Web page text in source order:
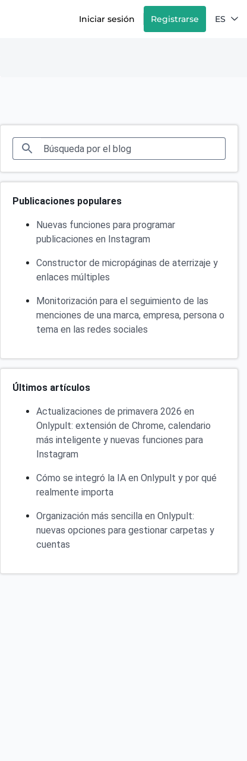
Iniciar sesión Registrarse ES
Publicaciones populares
Nuevas funciones para programar
publicaciones en Instagram
Constructor de micropáginas de aterrizaje y
enlaces múltiples
Monitorización para el seguimiento de las
menciones de una marca, empresa, persona o
tema en las redes sociales
Últimos artículos
Actualizaciones de primavera 2026 en
Onlypult: extensión de Chrome, calendario
más inteligente y nuevas funciones para
Instagram
Cómo se integró la IA en Onlypult y por qué
realmente importa
Organización más sencilla en Onlypult:
nuevas opciones para gestionar carpetas y
cuentas